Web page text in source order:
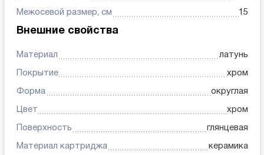
Межосевой размер, см 15
Внешние свойства
Материал латунь
Покрытие хром
Форма округлая
Цвет хром
Поверхность глянцевая
Материал картриджа керамика